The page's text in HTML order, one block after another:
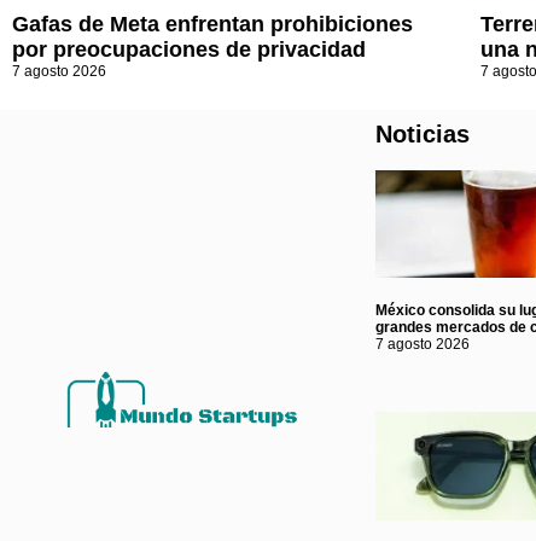
Gafas de Meta enfrentan prohibiciones
por preocupaciones de privacidad
7 agosto 2026
una
7
Noticias
México consolida su
grandes mercados de
7 agosto 2026